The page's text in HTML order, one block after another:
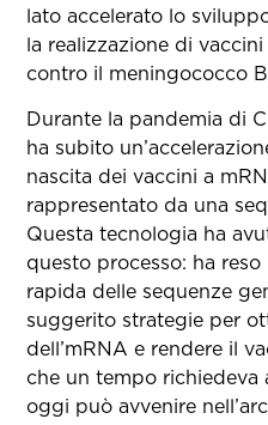
lato accelerato lo
la realizzazione di
contro il meningococco
Durante la pandemia di
ha subito
nascita dei vaccini a
rappresentato da una
Questa tecnologia ha
questo processo: ha
rapida delle sequenze
suggerito strategie per
dell’mRNA e rendere il
che un tempo
oggi può avvenire